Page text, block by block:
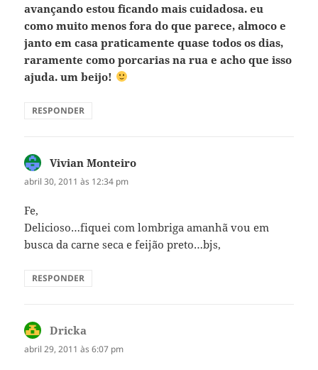
avançando estou ficando mais cuidadosa. eu
como muito menos fora do que parece, almoco e
janto em casa praticamente quase todos os dias,
raramente como porcarias na rua e acho que isso
ajuda. um beijo!
RESPONDER
Vivian Monteiro
abril 30, 2011 às 12:34 pm
Fe,
Delicioso…fiquei com lombriga amanhã vou em
busca da carne seca e feijão preto…bjs,
RESPONDER
Dricka
abril 29, 2011 às 6:07 pm